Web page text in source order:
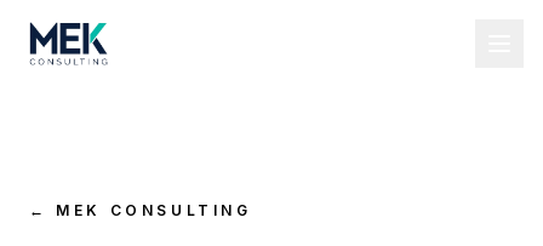
← MEK CONSULTING